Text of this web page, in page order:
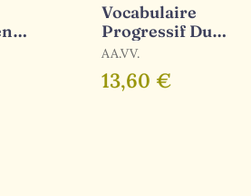
Vocabulaire
Progressif Du
Francais Avec 390
Exercises -
Avance (B2-C1. 1).
AA.VV.
13,60 €